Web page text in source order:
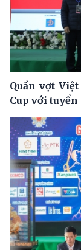
Quần vợt
Cup với